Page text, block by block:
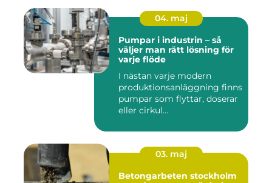
04. maj
Pumpar i industrin – så
väljer man rätt lösning för
varje flöde
I nästan varje modern
produktionsanläggning finns
pumpar som flyttar, doserar
eller cirkul...
03. maj
Betongarbeten stockholm